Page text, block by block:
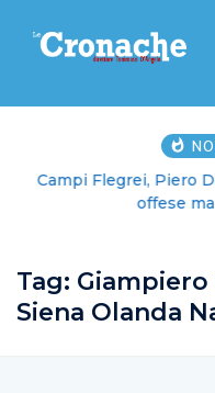
Campi Flegrei, Piero
offese
Tag: Giampiero
Siena Olanda